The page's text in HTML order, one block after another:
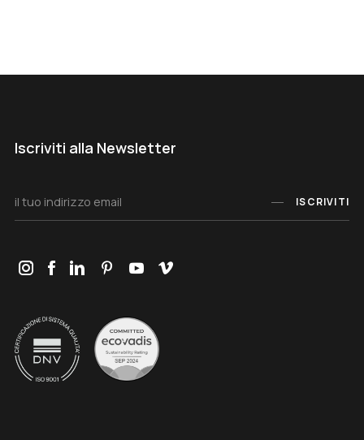
Iscriviti alla Newsletter
ISCRIVITI